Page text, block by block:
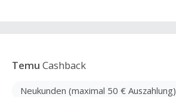
Temu Cashback
Neukunden (maximal 50 € Auszahlung)